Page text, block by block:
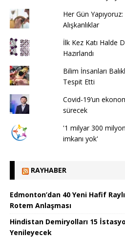
Her Gün
Alışkanlıklar
İlk Kez Katı Halde
Hazırlandı
Bilim İnsanları
Tespit Etti
Covid-19’un
sürecek
'1 milyar 300
imkanı yok'
RAYHABER
Edmonton’dan 40 Yeni Hafif
Rotem Anlaşması
Hindistan Demiryolları 15
Yenileyecek